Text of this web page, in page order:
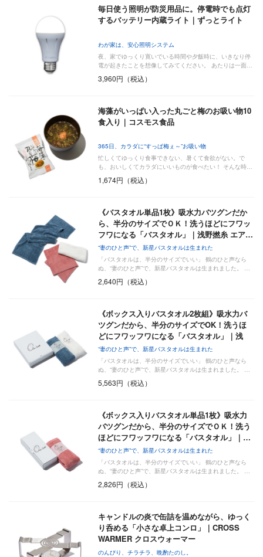
毎日使う照明が防災用品に。停電時でも点灯
するバッテリー内蔵ライト｜ずっとライト
わが家は、安心照明システム
夜、家でゆっくり寛いでいる時間や夕飯時に、いきなり停
電が起きたことを想像してみてください。 あたりは一面…
3,960円（税込）
海藻がいっぱい入った丸ごと梅のお吸い物10
食入り｜コスモス食品
365日、カラダに“すっぱ梅ぇ～”お吸い物
忙しくてゆっくり食事できない、暑くて食欲がない。で
も、おいしくてカラダにいいものが食べたい！ そんな時…
1,674円（税込）
《バスタオル単品1枚》吸水力バツグンだか
ら、半分のサイズでＯＫ！洗うほどにフワッ
フワになる「バスタオル」｜浅野撚糸 エア…
“妻のひと声”で、新星バスタオルは生まれた
「バスタオルは、半分のサイズでいい」 鶴のひと声なら
ぬ、“妻のひと声”で、新星バスタオルは生まれました。 …
2,640円（税込）
《ボックス入りバスタオル2枚組》吸水力バ
ツグンだから、半分のサイズでOK！洗うほ
どにフワッフワになる「バスタオル」｜浅
野…
“妻のひと声”で、新星バスタオルは生まれた
「バスタオルは、半分のサイズでいい」 鶴のひと声なら
ぬ、“妻のひと声”で、新星バスタオルは生まれました。 …
5,563円（税込）
《ボックス入りバスタオル単品1枚》吸水力
バツグンだから、半分のサイズでＯＫ！洗う
ほどにフワッフワになる「バスタオル」｜…
“妻のひと声”で、新星バスタオルは生まれた
「バスタオルは、半分のサイズでいい」 鶴のひと声なら
ぬ、“妻のひと声”で、新星バスタオルは生まれました。 …
2,826円（税込）
キャンドルの炎で缶詰を温めながら、ゆっく
り呑める「小さな卓上コンロ」｜CROSS
WARMER クロスウォーマー
のんびり、チラチラ、晩酌たのし。